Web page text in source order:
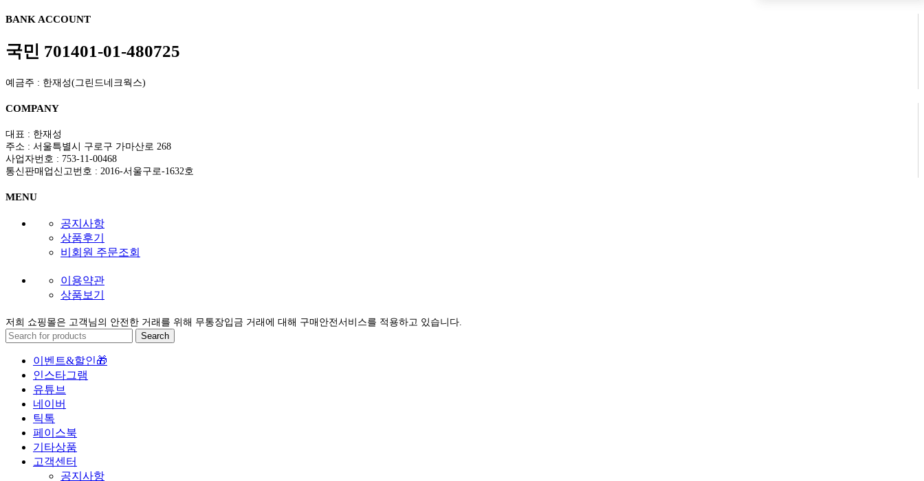
BANK ACCOUNT
국민 701401-01-480725
예금주 : 한재성(그린드네크웍스)
COMPANY
대표 : 한재성
주소 : 서울특별시 구로구 가마산로 268
사업자번호 : 753-11-00468
통신판매업신고번호 : 2016-서울구로-1632호
MENU
공지사항
상품후기
비회원 주문조회
이용약관
상품보기
저희 쇼핑몰은 고객님의 안전한 거래를 위해 무통장입금 거래에 대해 구매안전서비스를 적용하고 있습니다.
Search
이벤트&할인🎁
인스타그램
유튜브
네이버
틱톡
페이스북
기타상품
고객센터
공지사항